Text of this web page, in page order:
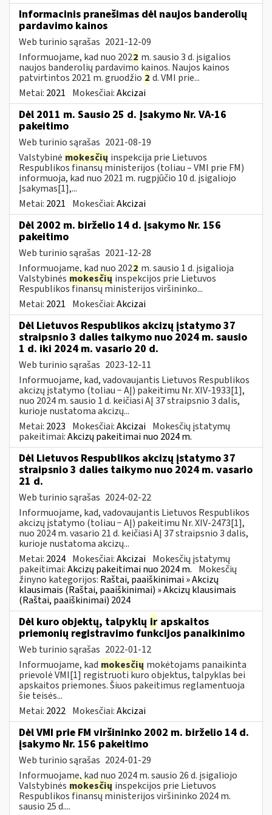
Informacinis pranešimas dėl naujos banderolių
pardavimo kainos
Web turinio sąrašas 2021-12-09
Informuojame, kad nuo 2022 m. sausio 3 d. įsigalios
naujos banderolių pardavimo kainos. Naujos kainos
patvirtintos 2021 m. gruodžio 2 d. VMI prie...
Metai: 2021 Mokesčiai:Akcizai
Dėl 2011 m. Sausio 25 d. Įsakymo Nr. VA-16
pakeitimo
Web turinio sąrašas 2021-08-19
Valstybinė mokesčių inspekcija prie Lietuvos
Respublikos finansų ministerijos (toliau – VMI prie FM)
informuoja, kad nuo 2021 m. rugpjūčio 10 d. įsigaliojo
Įsakymas[1],...
Metai: 2021 Mokesčiai:Akcizai
Dėl 2002 m. birželio 14 d. įsakymo Nr. 156
pakeitimo
Web turinio sąrašas 2021-12-28
Informuojame, kad nuo 2022 m. sausio 1 d. įsigalioja
Valstybinės mokesčių inspekcijos prie Lietuvos
Respublikos finansų ministerijos viršininko...
Metai: 2021 Mokesčiai:Akcizai
Dėl Lietuvos Respublikos akcizų įstatymo 37
straipsnio 3 dalies taikymo nuo 2024 m. sausio
1 d. iki 2024 m. vasario 20 d.
Web turinio sąrašas 2023-12-11
Informuojame, kad, vadovaujantis Lietuvos Respublikos
akcizų įstatymo (toliau − AĮ) pakeitimu Nr. XIV-1933[1],
nuo 2024 m. sausio 1 d. keičiasi AĮ 37 straipsnio 3 dalis,
kurioje nustatoma akcizų...
Metai: 2023 Mokesčiai:Akcizai Mokesčių įstatymų
pakeitimai:Akcizų pakeitimai nuo 2024 m.
Dėl Lietuvos Respublikos akcizų įstatymo 37
straipsnio 3 dalies taikymo nuo 2024 m. vasario
21 d.
Web turinio sąrašas 2024-02-22
Informuojame, kad, vadovaujantis Lietuvos Respublikos
akcizų įstatymo (toliau − AĮ) pakeitimu Nr. XIV-2473[1],
nuo 2024 m. vasario 21 d. keičiasi AĮ 37 straipsnio 3 dalis,
kurioje nustatoma akcizų...
Metai: 2024 Mokesčiai:Akcizai Mokesčių įstatymų
pakeitimai:Akcizų pakeitimai nuo 2024 m. Mokesčių
žinyno kategorijos: Raštai, paaiškinimai » Akcizų
klausimais (Raštai, paaiškinimai) » Akcizų klausimais
(Raštai, paaiškinimai) 2024
Dėl kuro objektų, talpyklų ir apskaitos
priemonių registravimo funkcijos panaikinimo
Web turinio sąrašas 2022-01-12
Informuojame, kad mokesčių mokėtojams panaikinta
prievolė VMI[1] registruoti kuro objektus, talpyklas bei
apskaitos priemones. Šiuos pakeitimus reglamentuoja
šie teisės...
Metai: 2022 Mokesčiai:Akcizai
Dėl VMI prie FM viršininko 2002 m. birželio 14 d.
įsakymo Nr. 156 pakeitimo
Web turinio sąrašas 2024-01-29
Informuojame, kad nuo 2024 m. sausio 26 d. įsigaliojo
Valstybinės mokesčių inspekcijos prie Lietuvos
Respublikos finansų ministerijos viršininko 2024 m.
sausio 25 d....